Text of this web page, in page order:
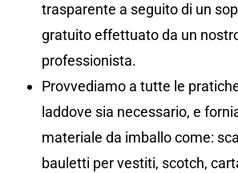
trasparente a seguito di un
gratuito effettuato da un
professionista.
Provvediamo a tutte le
laddove sia necessario, e
materiale da imballo come:
bauletti per vestiti, scotch,